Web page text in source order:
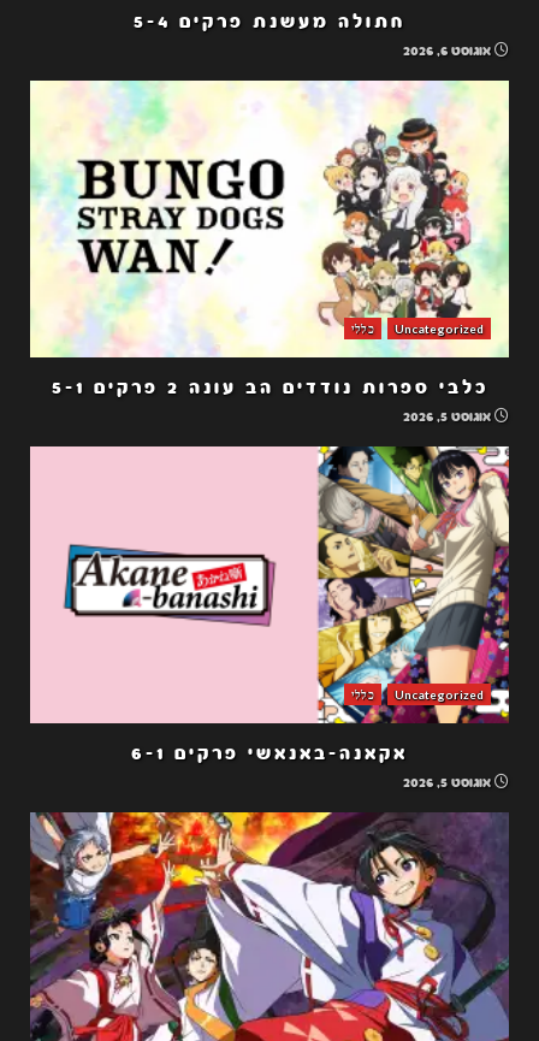
חתולה מעשנת פרקים 5-4
אוגוסט 6, 2026
Uncategorized כללי
כלבי ספרות נודדים הב עונה 2 פרקים 5-1
אוגוסט 5, 2026
Uncategorized כללי
אקאנה-באנאשי פרקים 6-1
אוגוסט 5, 2026